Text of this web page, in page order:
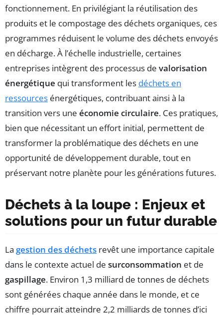
fonctionnement. En privilégiant la réutilisation des
produits et le compostage des déchets organiques, ces
programmes réduisent le volume des déchets envoyés
en décharge. À l’échelle industrielle, certaines
entreprises intègrent des processus de valorisation
énergétique qui transforment les déchets en
ressources énergétiques, contribuant ainsi à la
transition vers une économie circulaire. Ces pratiques,
bien que nécessitant un effort initial, permettent de
transformer la problématique des déchets en une
opportunité de développement durable, tout en
préservant notre planète pour les générations futures.
Déchets à la loupe : Enjeux et
solutions pour un futur durable
La gestion des déchets revêt une importance capitale
dans le contexte actuel de surconsommation et de
gaspillage. Environ 1,3 milliard de tonnes de déchets
sont générées chaque année dans le monde, et ce
chiffre pourrait atteindre 2,2 milliards de tonnes d’ici